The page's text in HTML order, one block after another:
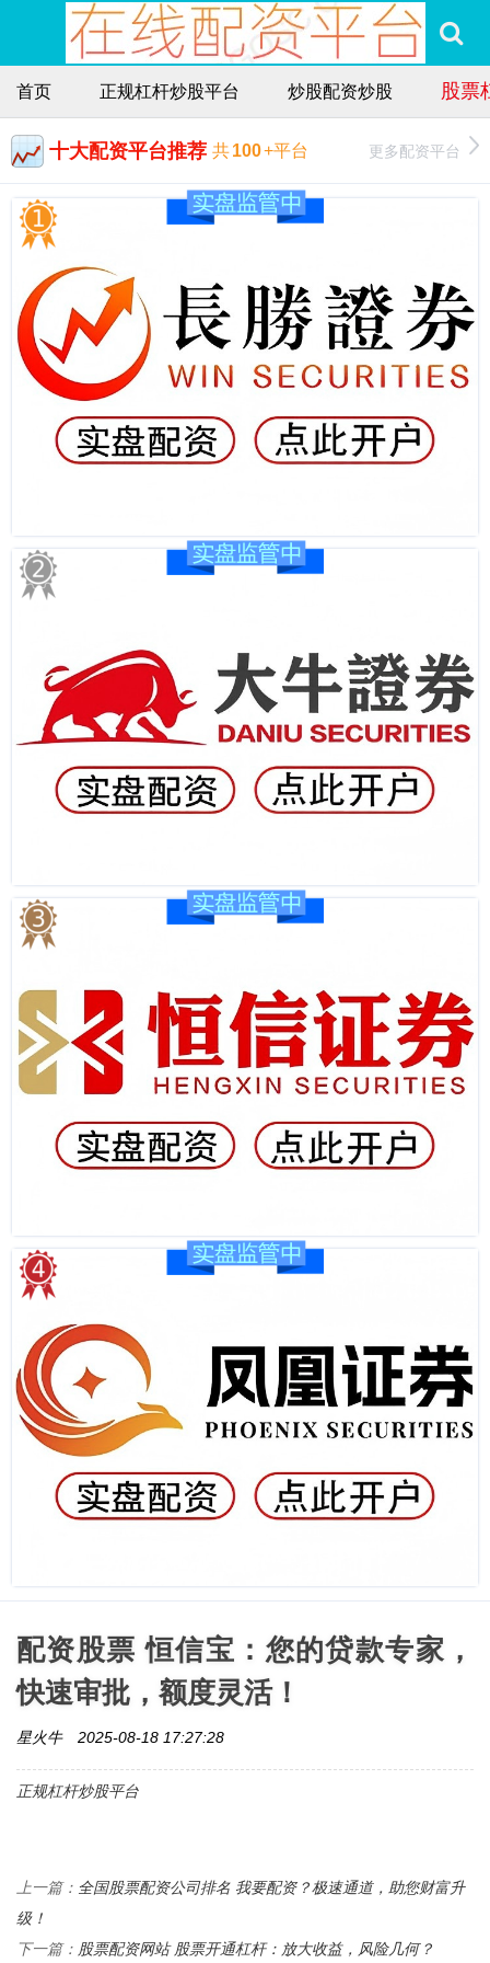
首页 正规杠杆炒股平台 炒股配资炒股 股票
十大配资平台推荐 共100+平台 更多配资平台
配资股票 恒信宝：您的贷款专家，
快速审批，额度灵活！
星火牛 2025-08-18 17:27:28
正规杠杆炒股平台
上一篇： 全国股票配资公司排名 我要配资？极速通道，助您财富升
级！
下一篇： 股票配资网站 股票开通杠杆：放大收益，风险几何？